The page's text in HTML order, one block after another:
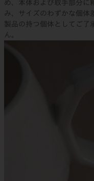
め、本体および取手部分に
み、サイズのわずかな個体
製品の持つ個体としてご了
ん。